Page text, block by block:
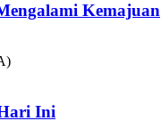
Kemajuan
Ini